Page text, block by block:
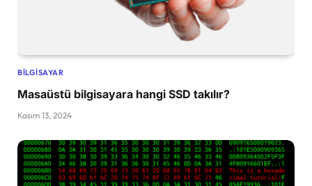
BILGISAYAR
Masaüstü bilgisayara hangi SSD takılır?
Kasım 13, 2024